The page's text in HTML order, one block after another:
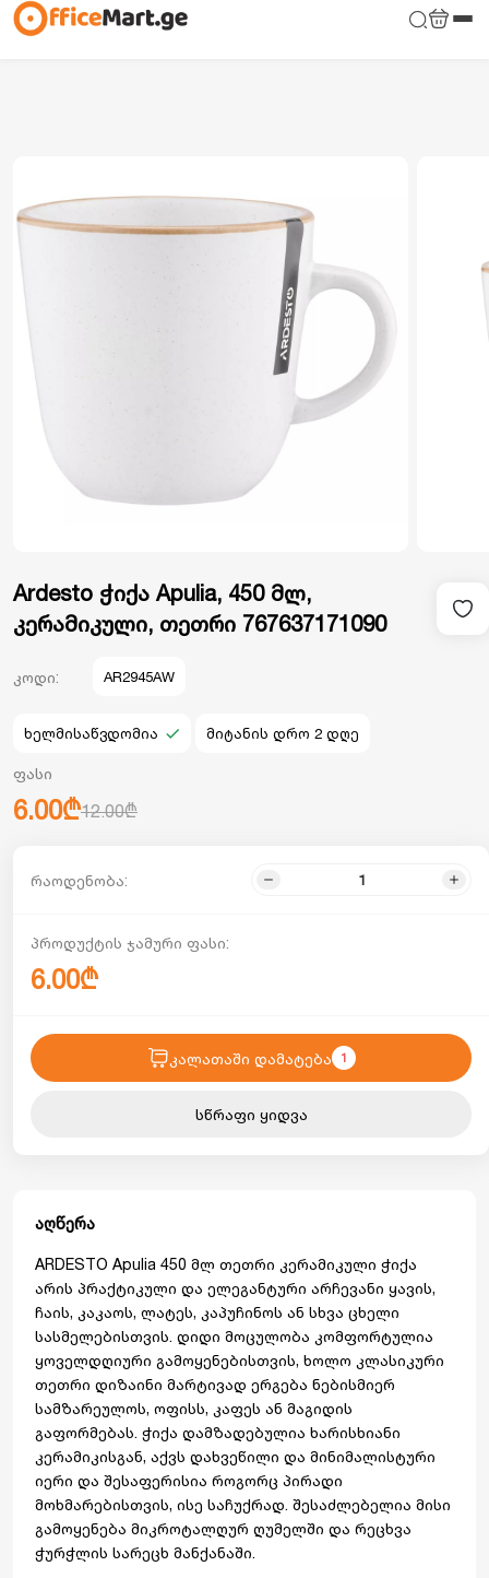
Ardesto ჭიქა Apulia, 450 მლ,
კერამიკული, თეთრი 767637171090
კოდი: AR2945AW
ხელმისაწვდომია მიტანის დრო 2 დღე
ფასი
6.00₾12.00₾
რაოდენობა:
პროდუქტის ჯამური ფასი:
6.00₾
კალათაში დამატება 1
სწრაფი ყიდვა
აღწერა
ARDESTO Apulia 450 მლ თეთრი კერამიკული ჭიქა
არის პრაქტიკული და ელეგანტური არჩევანი ყავის,
ჩაის, კაკაოს, ლატეს, კაპუჩინოს ან სხვა ცხელი
სასმელებისთვის. დიდი მოცულობა კომფორტულია
ყოველდღიური გამოყენებისთვის, ხოლო კლასიკური
თეთრი დიზაინი მარტივად ერგება ნებისმიერ
სამზარეულოს, ოფისს, კაფეს ან მაგიდის
გაფორმებას. ჭიქა დამზადებულია ხარისხიანი
კერამიკისგან, აქვს დახვეწილი და მინიმალისტური
იერი და შესაფერისია როგორც პირადი
მოხმარებისთვის, ისე საჩუქრად. შესაძლებელია მისი
გამოყენება მიკროტალღურ ღუმელში და რეცხვა
ჭურჭლის სარეცხ მანქანაში.